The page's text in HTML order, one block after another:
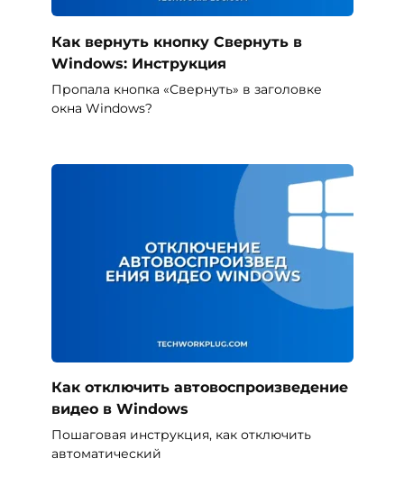
Как вернуть кнопку Свернуть в
Windows: Инструкция
Пропала кнопка «Свернуть» в заголовке
окна Windows?
Как отключить автовоспроизведение
видео в Windows
Пошаговая инструкция, как отключить
автоматический